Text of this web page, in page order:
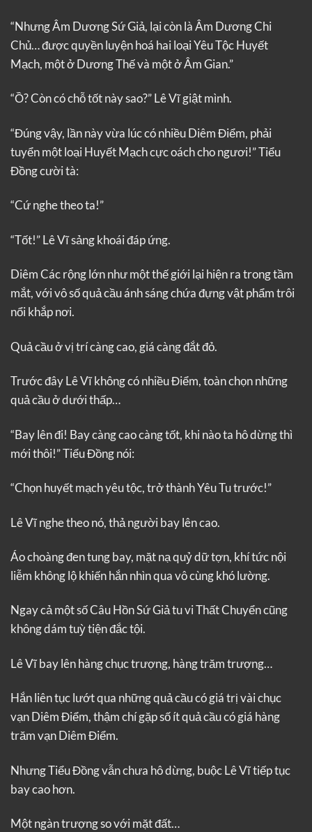
“Nhưng Âm Dương Sứ Giả, lại còn là Âm Dương Chi
Chủ… được quyền luyện hoá hai loại Yêu Tộc Huyết
Mạch, một ở Dương Thế và một ở Âm Gian.”
“Ồ? Còn có chỗ tốt này sao?” Lê Vĩ giật mình.
“Đúng vậy, lần này vừa lúc có nhiều Diêm Điểm, phải
tuyển một loại Huyết Mạch cực oách cho ngươi!” Tiểu
Đồng cười tà:
“Cứ nghe theo ta!”
“Tốt!” Lê Vĩ sảng khoái đáp ứng.
Diêm Các rộng lớn như một thế giới lại hiện ra trong tầm
mắt, với vô số quả cầu ánh sáng chứa đựng vật phẩm trôi
nổi khắp nơi.
Quả cầu ở vị trí càng cao, giá càng đắt đỏ.
Trước đây Lê Vĩ không có nhiều Điểm, toàn chọn những
quả cầu ở dưới thấp…
“Bay lên đi! Bay càng cao càng tốt, khi nào ta hô dừng thì
mới thôi!” Tiểu Đồng nói:
“Chọn huyết mạch yêu tộc, trở thành Yêu Tu trước!”
Lê Vĩ nghe theo nó, thả người bay lên cao.
Áo choàng đen tung bay, mặt nạ quỷ dữ tợn, khí tức nội
liễm không lộ khiến hắn nhìn qua vô cùng khó lường.
Ngay cả một số Câu Hồn Sứ Giả tu vi Thất Chuyển cũng
không dám tuỳ tiện đắc tội.
Lê Vĩ bay lên hàng chục trượng, hàng trăm trượng…
Hắn liên tục lướt qua những quả cầu có giá trị vài chục
vạn Diêm Điểm, thậm chí gặp số ít quả cầu có giá hàng
trăm vạn Diêm Điểm.
Nhưng Tiểu Đồng vẫn chưa hô dừng, buộc Lê Vĩ tiếp tục
bay cao hơn.
Một ngàn trượng so với mặt đất…